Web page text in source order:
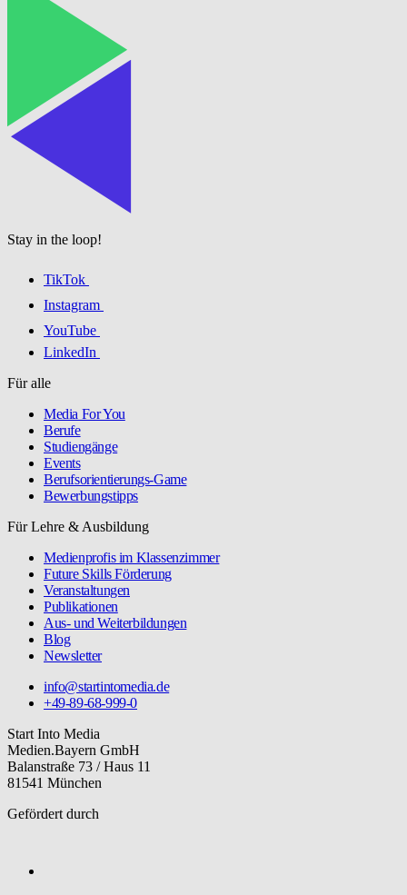
Stay in the loop!
TikTok
Instagram
YouTube
LinkedIn
Für alle
Media For You
Berufe
Studiengänge
Events
Berufsorientierungs-Game
Bewerbungstipps
Für Lehre & Ausbildung
Medienprofis im Klassenzimmer
Future Skills Förderung
Veranstaltungen
Publikationen
Aus- und Weiterbildungen
Blog
Newsletter
info@startintomedia.de
+49-89-68-999-0
Start Into Media
Medien.Bayern GmbH
Balanstraße 73 / Haus 11
81541 München
Gefördert durch